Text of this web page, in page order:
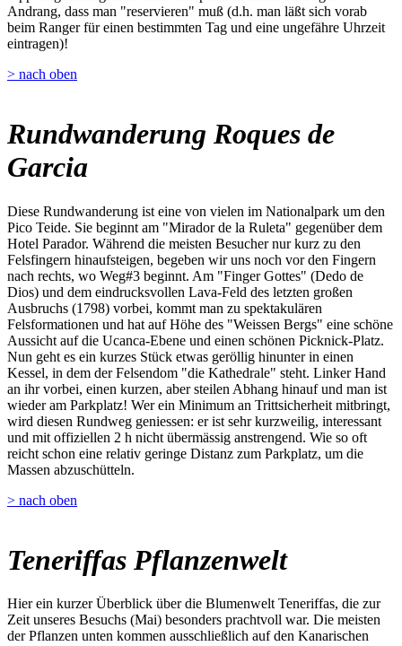
Andrang, dass man "reservieren" muß (d.h. man läßt sich vorab
beim Ranger für einen bestimmten Tag und eine ungefähre Uhrzeit
eintragen)!
> nach oben
Rundwanderung Roques de
Garcia
Diese Rundwanderung ist eine von vielen im Nationalpark um den
Pico Teide. Sie beginnt am "Mirador de la Ruleta" gegenüber dem
Hotel Parador. Während die meisten Besucher nur kurz zu den
Felsfingern hinaufsteigen, begeben wir uns noch vor den Fingern
nach rechts, wo Weg#3 beginnt. Am "Finger Gottes" (Dedo de
Dios) und dem eindrucksvollen Lava-Feld des letzten großen
Ausbruchs (1798) vorbei, kommt man zu spektakulären
Felsformationen und hat auf Höhe des "Weissen Bergs" eine schöne
Aussicht auf die Ucanca-Ebene und einen schönen Picknick-Platz.
Nun geht es ein kurzes Stück etwas geröllig hinunter in einen
Kessel, in dem der Felsendom "die Kathedrale" steht. Linker Hand
an ihr vorbei, einen kurzen, aber steilen Abhang hinauf und man ist
wieder am Parkplatz! Wer ein Minimum an Trittsicherheit mitbringt,
wird diesen Rundweg geniessen: er ist sehr kurzweilig, interessant
und mit offiziellen 2 h nicht übermässig anstrengend. Wie so oft
reicht schon eine relativ geringe Distanz zum Parkplatz, um die
Massen abzuschütteln.
> nach oben
Teneriffas Pflanzenwelt
Hier ein kurzer Überblick über die Blumenwelt Teneriffas, die zur
Zeit unseres Besuchs (Mai) besonders prachtvoll war. Die meisten
der Pflanzen unten kommen ausschließlich auf den Kanarischen